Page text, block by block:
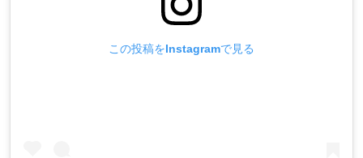
この投稿をInstagramで見る